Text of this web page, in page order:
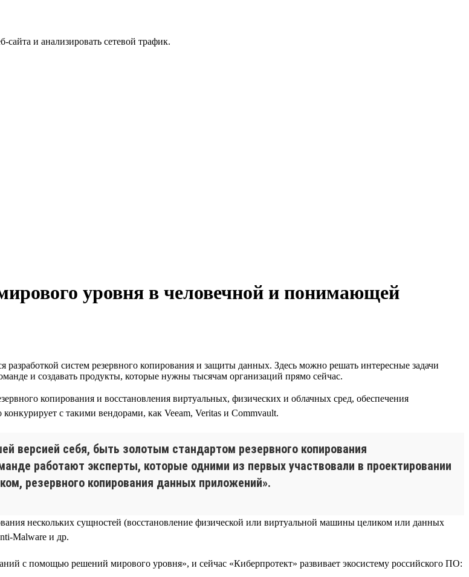
и анализировать сетевой трафик.
уровня в человечной и понимающей
систем резервного копирования и защиты данных. Здесь можно решать интересные задачи
и создавать продукты, которые нужны тысячам организаций прямо сейчас.
копирования и восстановления виртуальных, физических и облачных сред, обеспечения
с такими вендорами, как Veeam, Veritas и Commvault.
версией себя, быть золотым стандартом резервного копирования
работают эксперты, которые одними из первых участвовали в проектировании
резервного копирования данных приложений».
нескольких сущностей (восстановление физической или виртуальной машины целиком или данных
Malware и др.
с помощью решений мирового уровня», и сейчас «Киберпротект» развивает экосистему российского ПО: